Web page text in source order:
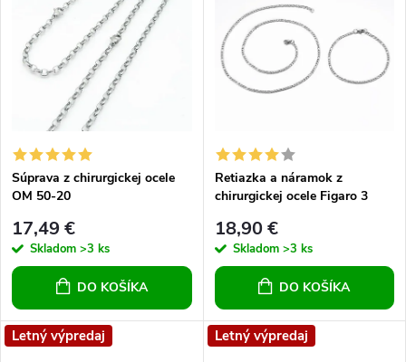
t
v
o
Súprava z chirurgickej ocele
OM 50-20
17,49 €
Skladom >3 ks
DO KOŠÍKA
Retiazka a náramok z
chirurgickej ocele Figaro 3
18,90 €
Skladom >3 ks
DO KOŠÍKA
Letný výpredaj Letný výpredaj